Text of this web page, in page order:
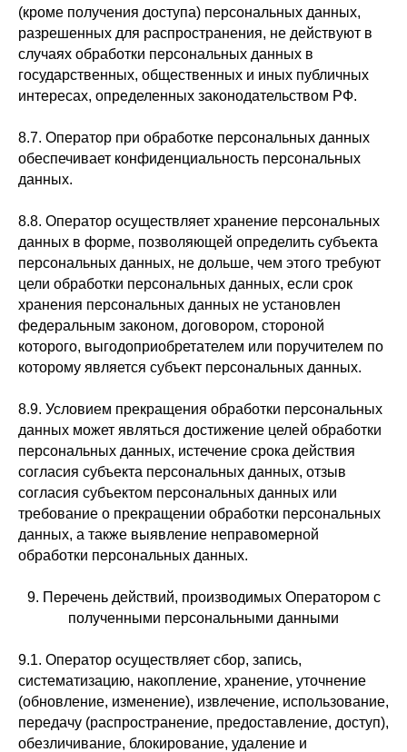
(кроме получения доступа) персональных данных,
разрешенных для распространения, не действуют в
случаях обработки персональных данных в
государственных, общественных и иных публичных
интересах, определенных законодательством РФ.
8.7. Оператор при обработке персональных данных
обеспечивает конфиденциальность персональных
данных.
8.8. Оператор осуществляет хранение персональных
данных в форме, позволяющей определить субъекта
персональных данных, не дольше, чем этого требуют
цели обработки персональных данных, если срок
хранения персональных данных не установлен
федеральным законом, договором, стороной
которого, выгодоприобретателем или поручителем по
которому является субъект персональных данных.
8.9. Условием прекращения обработки персональных
данных может являться достижение целей обработки
персональных данных, истечение срока действия
согласия субъекта персональных данных, отзыв
согласия субъектом персональных данных или
требование о прекращении обработки персональных
данных, а также выявление неправомерной
обработки персональных данных.
9. Перечень действий, производимых Оператором с
полученными персональными данными
9.1. Оператор осуществляет сбор, запись,
систематизацию, накопление, хранение, уточнение
(обновление, изменение), извлечение, использование,
передачу (распространение, предоставление, доступ),
обезличивание, блокирование, удаление и